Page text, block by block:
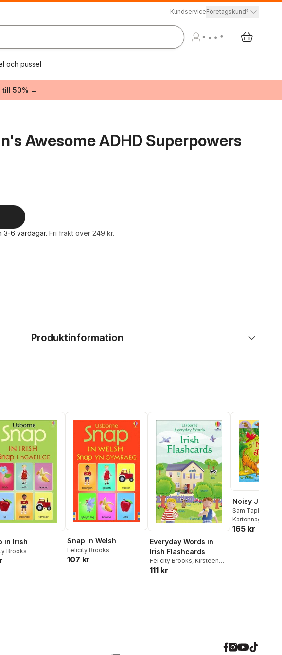
KundserviceFöretagskund?
och pussel
till 50% →
Awesome ADHD Superpowers
3-6 vardagar. Fri frakt över 249 kr.
Produktinformation
in Irish
Brooks
Snap in Welsh
Felicity Brooks
107 kr
Everyday Words in
Irish Flashcards
Felicity Brooks, Kirsteen
Robson
111 kr
Noisy Jungle
Sam Taplin
Kartonnage
165 kr